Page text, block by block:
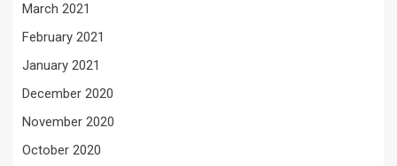
March 2021
February 2021
January 2021
December 2020
November 2020
October 2020